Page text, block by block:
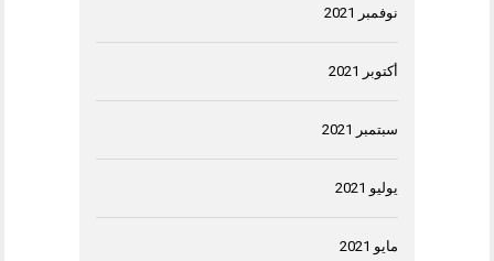
نوفمبر 2021
أكتوبر 2021
سبتمبر 2021
يوليو 2021
مايو 2021